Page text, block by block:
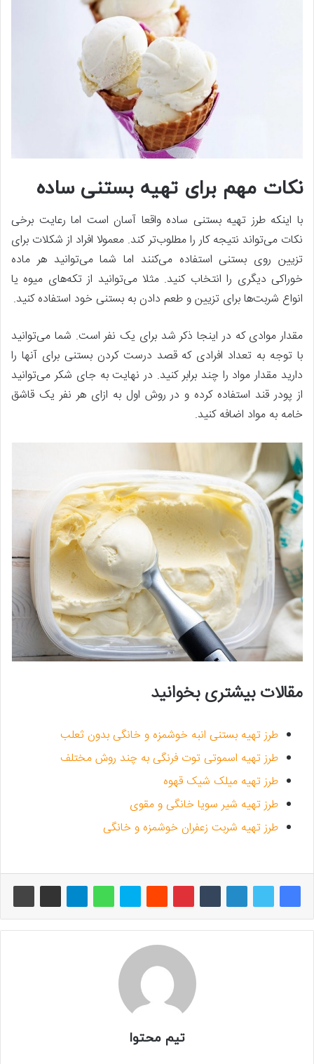
نکات مهم برای تهیه بستنی ساده
با اینکه طرز تهیه بستنی ساده واقعا آسان است اما رعایت برخی
نکات می‌تواند نتیجه کار را مطلوب‌تر کند. معمولا افراد از شکلات برای
تزیین روی بستنی استفاده می‌کنند اما شما می‌توانید هر ماده
خوراکی دیگری را انتخاب کنید. مثلا می‌توانید از تکه‌های میوه یا
انواع شربت‌ها برای تزیین و طعم دادن به بستنی خود استفاده کنید.
مقدار موادی که در اینجا ذکر شد برای یک نفر است. شما می‌توانید
با توجه به تعداد افرادی که قصد درست کردن بستنی برای آنها را
دارید مقدار مواد را چند برابر کنید. در نهایت به جای شکر می‌توانید
از پودر قند استفاده کرده و در روش اول به ازای هر نفر یک قاشق
خامه به مواد اضافه کنید.
مقالات بیشتری بخوانید
طرز تهیه بستنی انبه خوشمزه و خانگی بدون ثعلب
طرز تهیه اسموتی توت فرنگی به چند روش مختلف
طرز تهیه میلک شیک قهوه
طرز تهیه شیر سویا خانگی و مقوی
طرز تهیه شربت زعفران خوشمزه و خانگی
تیم محتوا